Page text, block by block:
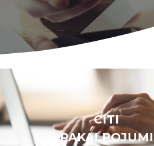
CITI
PAKALPOJUMI